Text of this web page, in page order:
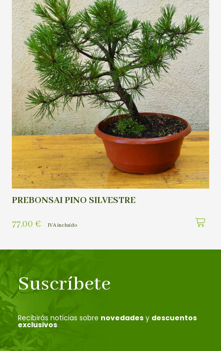
PREBONSAI PINO SILVESTRE
77,00 € IVA incluído
Suscríbete
Recibirás noticias sobre novedades y descuentos
exclusivos